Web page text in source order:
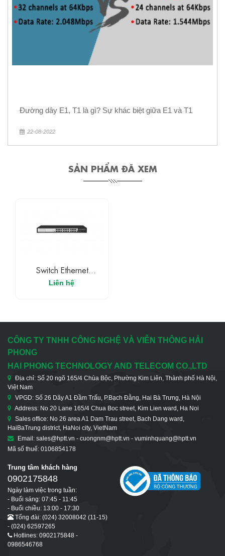
Đường dây E1, T1 là gì? Sự khác biệt giữa E1 và T1
22-08-2022
SẢN PHẨM ĐÃ XEM
Switch Ethernet
ES2026G-2GS 26
Cổng Gigabit
Liên hệ
CÔNG TY TNHH CÔNG NGHỆ VÀ VIỄN THÔNG HẢI
PHONG
HAI PHONG TECHNOLOGY AND TELECOM CO.,LTD
Địa chỉ: Số 20 ngõ 165/4 Chùa Bộc, Phường Kim Liên, Thành phố Hà Nội,
Việt Nam
VPGD: Số 26 Dãy A1 Đầm Trấu, P.Bạch Đằng, Hai Bà Trưng, Hà Nội
Address: No 20 Lane 165/4 Chua Boc street, Kim Lien ward, Ha Noi
Sales office: No 26 area A1 Dam Trau street, Bach Dang ward,
HaiBaTrung district, HaNoi city, VietNam
Email: sales@hptt.vn - cuongnm@hptt.vn - vuminhquang@hptt.vn
Mã số thuế: 0106854178
Trung tâm khách hàng
0902175848
Ngày làm việc trong tuần:
- Buổi sáng: 07:45 - 11:45
- Buổi chiều: 13:00 - 17:30
Tổng đài: (024) 32008042 (11-15)
- (024) 62597265
Hotlines: 0902175848 -
0986546768